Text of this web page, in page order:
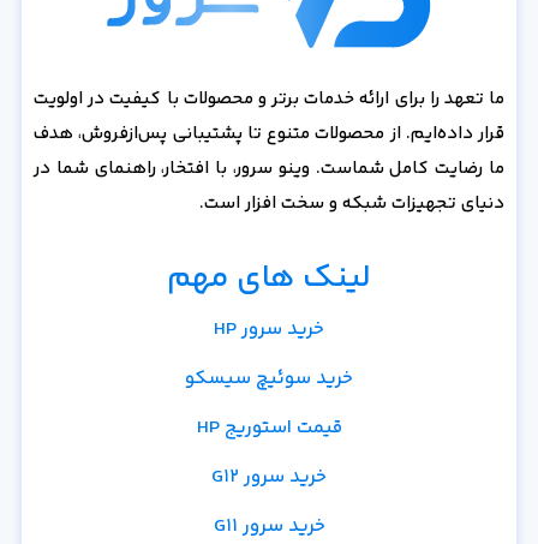
ما تعهد را برای ارائه خدمات برتر و محصولات با کیفیت در اولویت
قرار داده‌ایم. از محصولات متنوع تا پشتیبانی پس‌از‌فروش، هدف
ما رضایت کامل شماست. وینو سرور، با افتخار، راهنمای شما در
دنیای تجهیزات شبکه و سخت افزار است.
لینک های مهم
خرید سرور HP
خرید سوئیچ سیسکو
قیمت استوریج HP
خرید سرور G12
خرید سرور G11